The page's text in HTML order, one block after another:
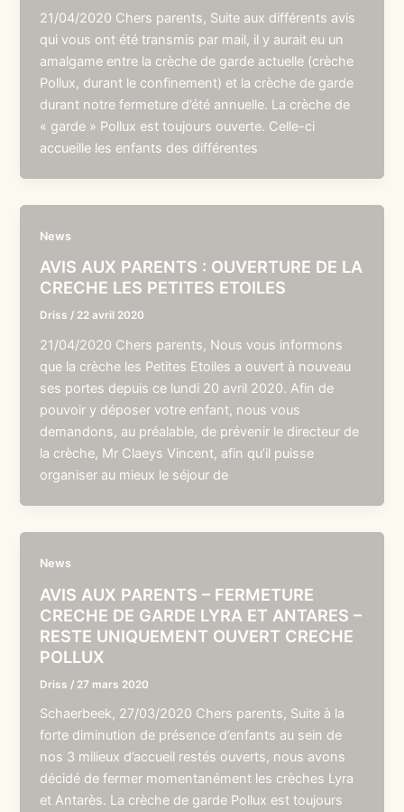
21/04/2020 Chers parents, Suite aux différents avis
qui vous ont été transmis par mail, il y aurait eu un
amalgame entre la crèche de garde actuelle (crèche
Pollux, durant le confinement) et la crèche de garde
durant notre fermeture d’été annuelle. La crèche de
« garde » Pollux est toujours ouverte. Celle-ci
accueille les enfants des différentes
News
AVIS AUX PARENTS : OUVERTURE DE LA
CRECHE LES PETITES ETOILES
Driss / 22 avril 2020
21/04/2020 Chers parents, Nous vous informons
que la crèche les Petites Etoiles a ouvert à nouveau
ses portes depuis ce lundi 20 avril 2020. Afin de
pouvoir y déposer votre enfant, nous vous
demandons, au préalable, de prévenir le directeur de
la crèche, Mr Claeys Vincent, afin qu’il puisse
organiser au mieux le séjour de
News
AVIS AUX PARENTS – FERMETURE
CRECHE DE GARDE LYRA ET ANTARES –
RESTE UNIQUEMENT OUVERT CRECHE
POLLUX
Driss / 27 mars 2020
Schaerbeek, 27/03/2020 Chers parents, Suite à la
forte diminution de présence d’enfants au sein de
nos 3 milieux d’accueil restés ouverts, nous avons
décidé de fermer momentanément les crèches Lyra
et Antarès. La crèche de garde Pollux est toujours